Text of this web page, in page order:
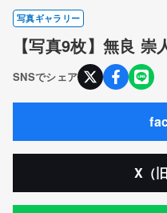
写真ギャラリー
【写真9枚】 無良 崇
SNSでシェア
X（